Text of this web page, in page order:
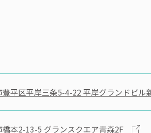
平区平岸三条5-4-22 平岸グランドビル
本2-13-5 グランスクエア青森2F